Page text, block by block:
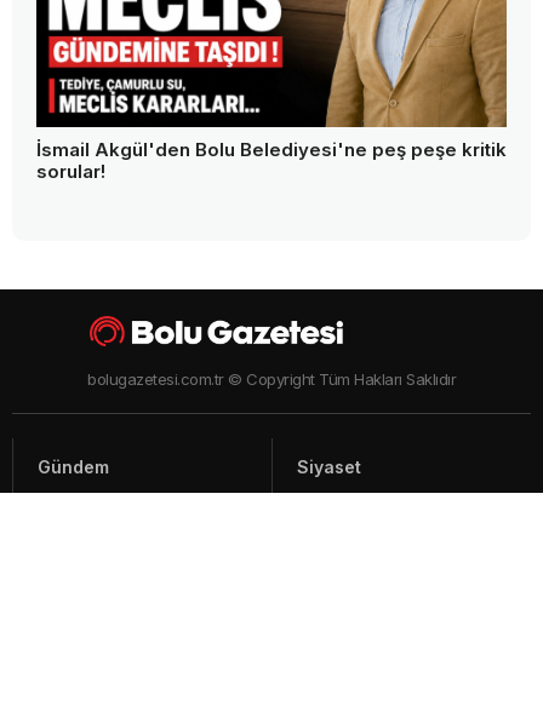
İsmail Akgül'den Bolu Belediyesi'ne peş peşe kritik
sorular!
bolugazetesi.com.tr © Copyright Tüm Hakları Saklıdır
Gündem Siyaset